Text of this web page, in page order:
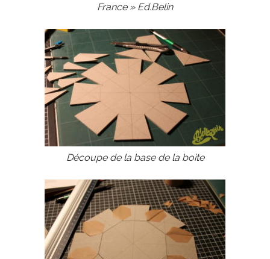
France » Ed.Belin
Découpe de la base de la boite